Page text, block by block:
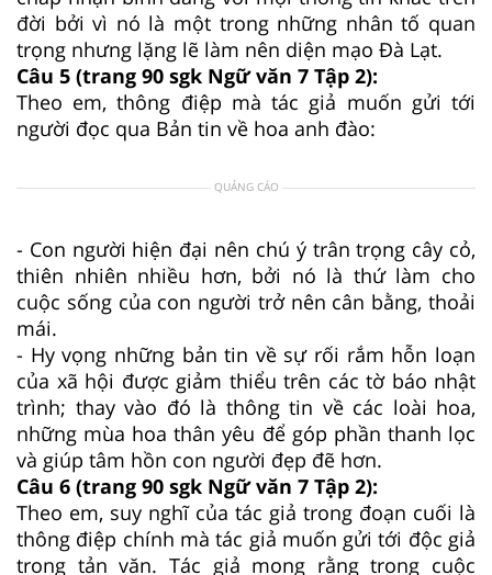
đời bởi vì nó là một trong những nhân tố quan
trọng nhưng lặng lẽ làm nên diện mạo Đà Lạt.
Câu 5 (trang 90 sgk Ngữ văn 7 Tập 2):
Theo em, thông điệp mà tác giả muốn gửi tới
người đọc qua Bản tin về hoa anh đào:
QUẢNG CÁO
- Con người hiện đại nên chú ý trân trọng cây cỏ,
thiên nhiên nhiều hơn, bởi nó là thứ làm cho
cuộc sống của con người trở nên cân bằng, thoải
mái.
- Hy vọng những bản tin về sự rối rắm hỗn loạn
của xã hội được giảm thiểu trên các tờ báo nhật
trình; thay vào đó là thông tin về các loài hoa,
những mùa hoa thân yêu để góp phần thanh lọc
và giúp tâm hồn con người đẹp đẽ hơn.
Câu 6 (trang 90 sgk Ngữ văn 7 Tập 2):
Theo em, suy nghĩ của tác giả trong đoạn cuối là
thông điệp chính mà tác giả muốn gửi tới độc giả
trong tản văn. Tác giả mong rằng trong cuộc